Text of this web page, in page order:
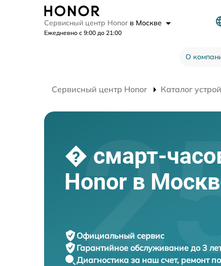
Сервисный центр Honor в Москве
Ежедневно с 9:00 до 21:00
О
Сервисный центр Honor Каталог
� смарт-
Honor в
Официальный сервис
Гарантийное обслуживание до 3
Диагностика за наш счет, ремонт